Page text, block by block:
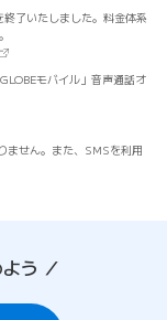
了いたしました。料金体系
新しいタブで開きます）
モバイル」音声通話オ
ません。また、SMSを利用
う ／